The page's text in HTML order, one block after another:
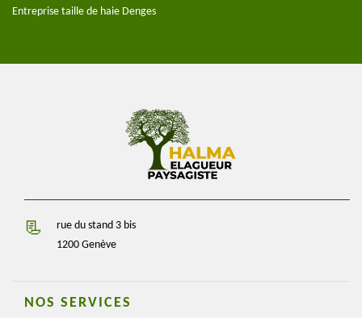
Entreprise taille de haie Denges
rue du stand 3 bis
1200 Genève
NOS SERVICES